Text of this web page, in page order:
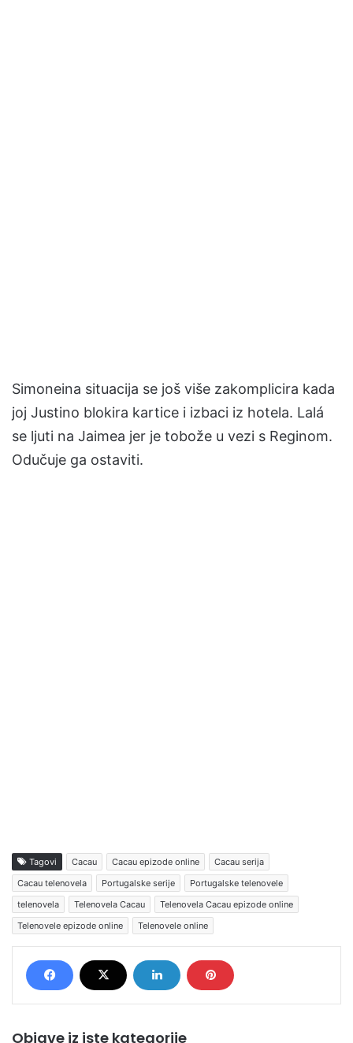
Simoneina situacija se još više zakomplicira kada
joj Justino blokira kartice i izbaci iz hotela. Lalá
se ljuti na Jaimea jer je tobože u vezi s Reginom.
Odučuje ga ostaviti.
Tagovi Cacau Cacau epizode online
Cacau serija
Cacau telenovela
Portugalske serije
Portugalske telenovele
telenovela
Telenovela Cacau
Telenovela Cacau epizode online
Telenovele epizode online
Telenovele online
Objave iz iste kategorije